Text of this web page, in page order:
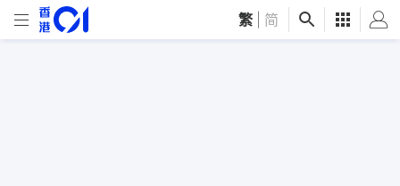
繁 简